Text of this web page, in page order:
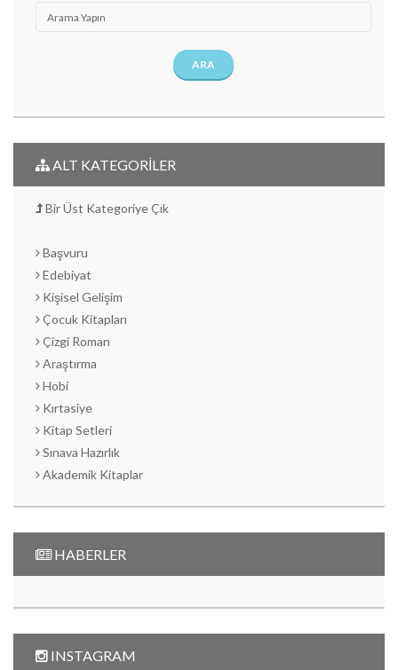
ARA
ALT KATEGORİLER
Bir Üst Kategoriye Çık
Başvuru
Edebiyat
Kişisel Gelişim
Çocuk Kitapları
Çizgi Roman
Araştırma
Hobi
Kırtasiye
Kitap Setleri
Sınava Hazırlık
Akademik Kitaplar
HABERLER
INSTAGRAM